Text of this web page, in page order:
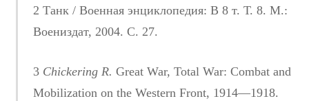
2 Танк / Военная энциклопедия: В 8 т. Т. 8. М.:
Воениздат, 2004. С. 27.
3 Chickering R. Great War, Total War: Combat and
Mobilization on the Western Front, 1914—1918.